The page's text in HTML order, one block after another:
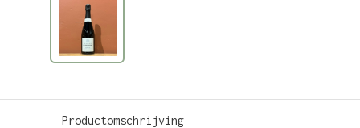
Productomschrijving